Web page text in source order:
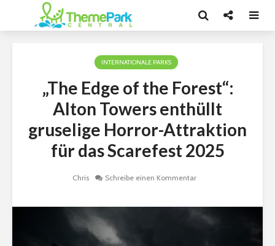
INTERNATIONALE PARKS
„The Edge of the Forest“:
Alton Towers enthüllt
gruselige Horror-Attraktion
für das Scarefest 2025
Chris Schreibe einen Kommentar